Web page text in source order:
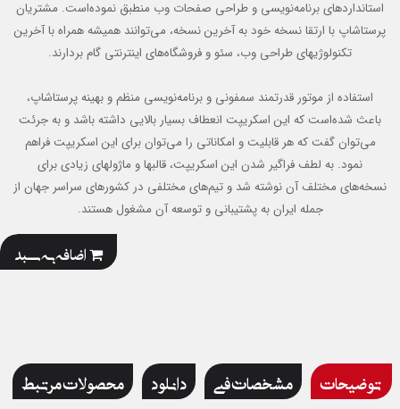
استانداردهای برنامه‌نویسی و طراحی صفحات وب منطبق نموده‌است. مشتریان
پرستاشاپ با ارتقا نسخه خود به آخرین نسخه، می‌توانند همیشه همراه با آخرین
تکنولوژیهای طراحی وب، سئو و فروشگاه‌های اینترنتی گام بردارند.
استفاده از موتور قدرتمند سمفونی و برنامه‌نویسی منظم و بهینه پرستاشاپ،
باعث شده‌است که این اسکریپت انعطاف بسیار بالایی داشته باشد و به جرئت
می‌توان گفت که هر قابلیت و امکاناتی را می‌توان برای این اسکریپت فراهم
نمود. به لطف فراگیر شدن این اسکریپت، قالبها و ماژولهای زیادی برای
نسخه‌های مختلف آن نوشته شد و تیم‌های مختلفی در کشورهای سراسر جهان از
جمله ایران به پشتیبانی و توسعه آن مشغول هستند.
اضافه به سبد
توضیحات مشخصات فنی دانلود
محصولات مرتبط